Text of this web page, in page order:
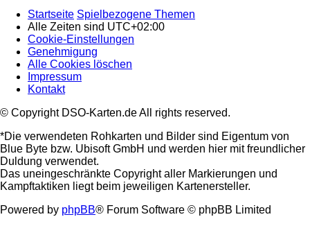
Startseite Spielbezogene Themen
Alle Zeiten sind UTC+02:00
Cookie-Einstellungen
Genehmigung
Alle Cookies löschen
Impressum
Kontakt
© Copyright DSO-Karten.de All rights reserved.
*Die verwendeten Rohkarten und Bilder sind Eigentum von
Blue Byte bzw. Ubisoft GmbH und werden hier mit freundlicher
Duldung verwendet.
Das uneingeschränkte Copyright aller Markierungen und
Kampftaktiken liegt beim jeweiligen Kartenersteller.
Powered by phpBB® Forum Software © phpBB Limited